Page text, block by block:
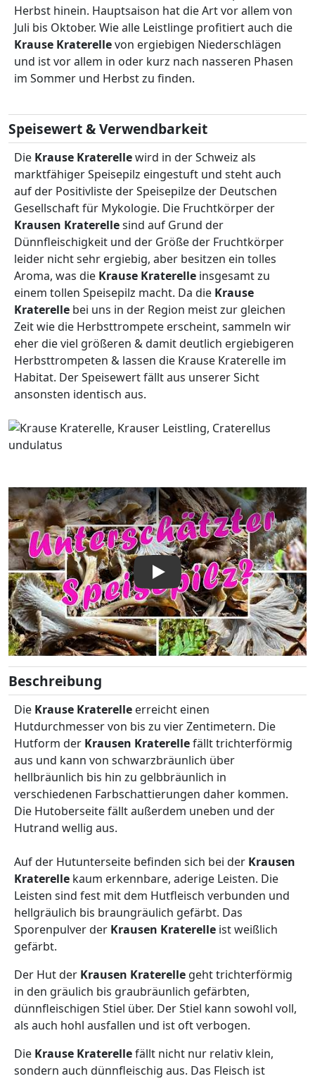
Herbst hinein. Hauptsaison hat die Art vor allem von
Juli bis Oktober. Wie alle Leistlinge profitiert auch die
Krause Kraterellevon ergiebigen Niederschlägen
und ist vor allem in oder kurz nach nasseren Phasen
im Sommer und Herbst zu finden.
Speisewert & Verwendbarkeit
Die Krause Kraterellewird in der Schweiz als
marktfähiger Speisepilz eingestuft und steht auch
auf der Positivliste der Speisepilze der Deutschen
Gesellschaft für Mykologie. Die Fruchtkörper der
Krausen Kraterellesind auf Grund der
Dünnfleischigkeit und der Größe der Fruchtkörper
leider nicht sehr ergiebig, aber besitzen ein tolles
Aroma, was die Krause Kraterelle insgesamt zu
einem tollen Speisepilz macht. Da die Krause
Kraterelle bei uns in der Region meist zur gleichen
Zeit wie die Herbsttrompete erscheint, sammeln wir
eher die viel größeren & damit deutlich ergiebigeren
Herbsttrompeten & lassen die Krause Kraterelle im
Habitat. Der Speisewert fällt aus unserer Sicht
ansonsten identisch aus.
Zurück
Video abspielen: Krause Kraterelle, Krauser Leistling,
Beschreibung
Die Krause Kraterelle erreicht einen
Hutdurchmesser von bis zu vier Zentimetern. Die
Hutform der Krausen Kraterellefällt trichterförmig
aus und kann von schwarzbräunlich über
hellbräunlich bis hin zu gelbbräunlich in
verschiedenen Farbschattierungen daher kommen.
Die Hutoberseite fällt außerdem uneben und der
Hutrand wellig aus.
Auf der Hutunterseite befinden sich bei der Krausen
Kraterelle kaum erkennbare, aderige Leisten. Die
Leisten sind fest mit dem Hutfleisch verbunden und
hellgräulich bis braungräulich gefärbt. Das
Sporenpulver der Krausen Kraterelle ist weißlich
gefärbt.
Der Hut der Krausen Kraterelle geht trichterförmig
in den gräulich bis graubräunlich gefärbten,
dünnfleischigen Stiel über. Der Stiel kann sowohl voll,
als auch hohl ausfallen und ist oft verbogen.
Die Krause Kraterellefällt nicht nur relativ klein,
sondern auch dünnfleischig aus. Das Fleisch ist